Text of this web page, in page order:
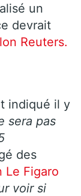
un
devrait
Reuters.
indiqué il y
sera pas
des
Le Figaro
voir si